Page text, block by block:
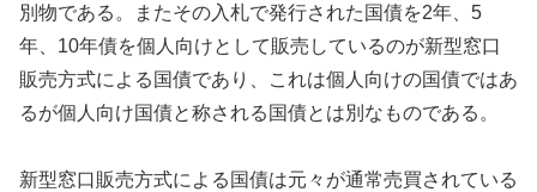
別物である。またその入札で発行された国債を2年、5
年、10年債を個人向けとして販売しているのが新型窓口
販売方式による国債であり、これは個人向けの国債ではあ
るが個人向け国債と称される国債とは別なものである。
新型窓口販売方式による国債は元々が通常売買されている